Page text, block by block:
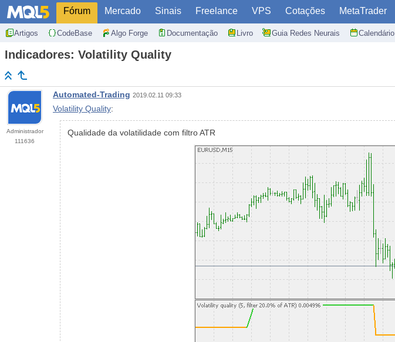
Fórum Mercado Sinais Freelance VPS Cotações MetaTrader
Artigos CodeBase Algo Forge Documentação Livro Guia Redes Neurais Calendário
Indicadores: Volatility Quality
Administrador
111636
Automated-Trading 2019.02.11 09:33
Volatility Quality:
Qualidade da volatilidade com filtro ATR